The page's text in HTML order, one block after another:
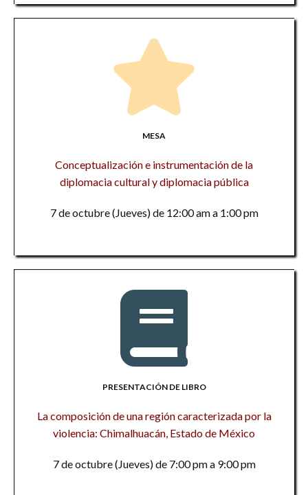
MESA
Conceptualización e instrumentación de la
diplomacia cultural y diplomacia pública
7 de octubre (Jueves) de 12:00 am a 1:00 pm
PRESENTACIÓN DE LIBRO
La composición de una región caracterizada por la
violencia: Chimalhuacán, Estado de México
7 de octubre (Jueves) de 7:00 pm a 9:00 pm